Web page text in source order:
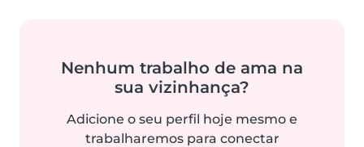
Nenhum trabalho de ama na
sua vizinhança?
Adicione o seu perfil hoje mesmo e
trabalharemos para conectar